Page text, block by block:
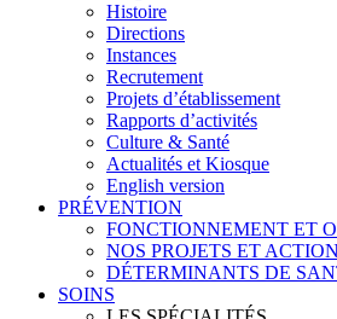
Histoire
Directions
Instances
Recrutement
Projets d’établissement
Rapports d’activités
Culture & Santé
Actualités et Kiosque
English version
PRÉVENTION
FONCTIONNEMENT ET
NOS PROJETS ET
DÉTERMINANTS DE
SOINS